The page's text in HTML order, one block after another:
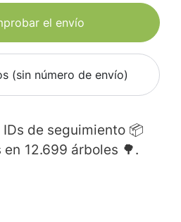
el envío
(sin número de envío)
IDs de seguimiento 📦
en 12.699 árboles 🌳.